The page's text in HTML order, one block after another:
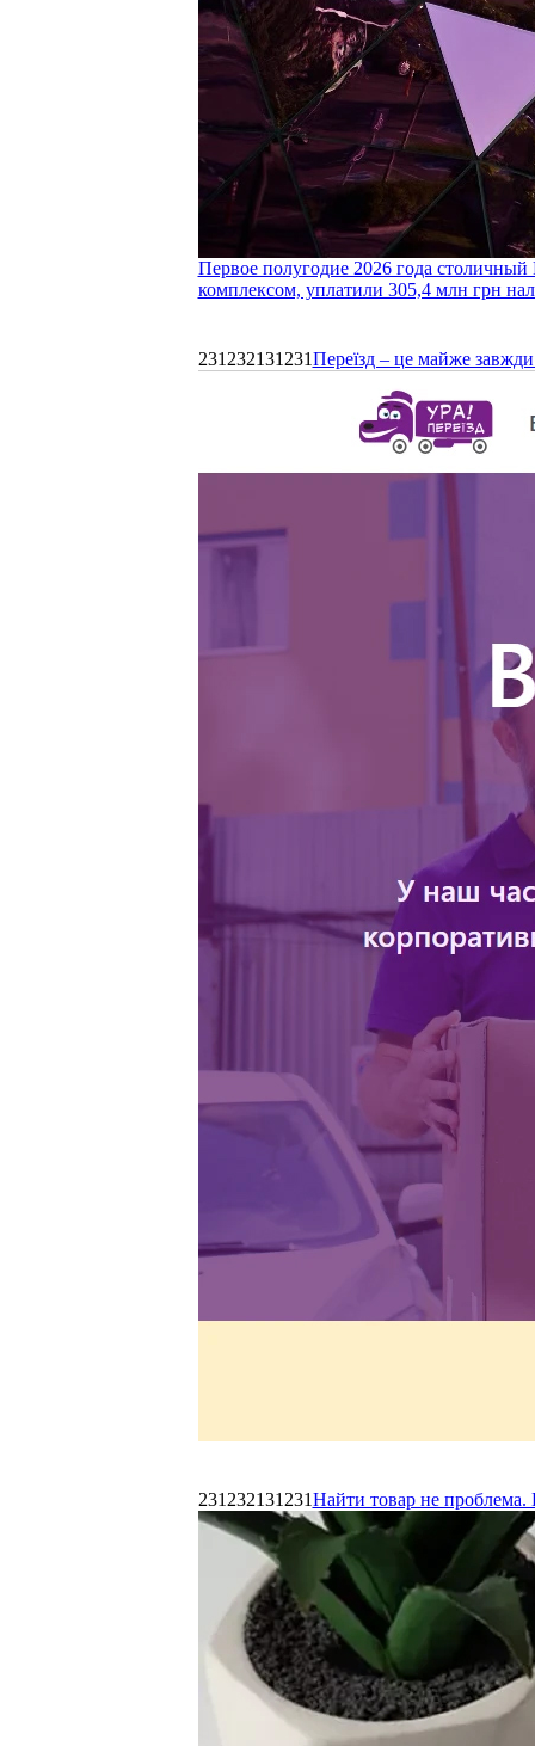
Первое полугодие 2026 года
комплексом, уплатили 305,4 млн грн
231232131231Переїзд – це майже
231232131231Найти товар не проблема.